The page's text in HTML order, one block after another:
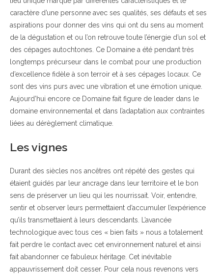
caractère d’une personne avec ses qualités, ses défauts et ses
aspirations pour donner des vins qui ont du sens au moment
de la dégustation et ou l’on retrouve toute l’énergie d’un sol et
des cépages autochtones. Ce Domaine a été pendant très
longtemps précurseur dans le combat pour une production
d’excellence fidèle à son terroir et à ses cépages locaux. Ce
sont des vins purs avec une vibration et une émotion unique.
Aujourd’hui encore ce Domaine fait figure de leader dans le
domaine environnemental et dans l’adaptation aux contraintes
liées au dérèglement climatique.
Les vignes
Durant des siècles nos ancêtres ont répété des gestes qui
étaient guidés par leur ancrage dans leur territoire et le bon
sens de préserver un lieu qui les nourrissait. Voir, entendre,
sentir et observer leurs permettaient d’accumuler l’expérience
qu’ils transmettaient à leurs descendants. L’avancée
technologique avec tous ces « bien faits » nous a totalement
fait perdre le contact avec cet environnement naturel et ainsi
fait abandonner ce fabuleux héritage. Cet inévitable
appauvrissement doit cesser. Pour cela nous revenons vers